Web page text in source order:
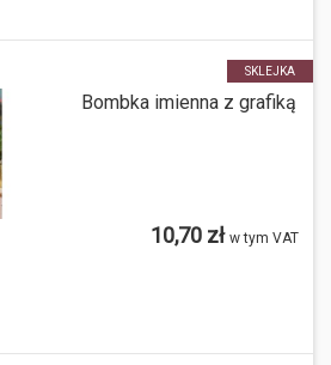
SKLEJKA
Bombka imienna z grafiką
10,70 zł w tym VAT